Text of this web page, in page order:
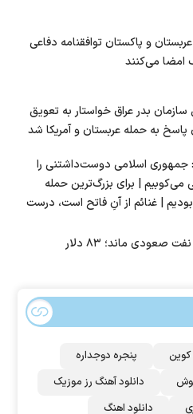
عربستان و پاکستان توافقنامه دفاعی
امضا می‌کنند
سازمان بدر عراق خواستار به تعویق
پاسخ به حمله عربستان و آمریکا شد
جمهوری اسلامی دوست‌داشتنی را
می‌کوبیم | برای بزرگ‌ترین حمله
| غنائم از آنِ فاتح است، درست
صعودی ماند؛ ۸۳ دلار
پنجره دوجداره
دانلود آهنگ رز‌ موزیک
دانلود اهنگ